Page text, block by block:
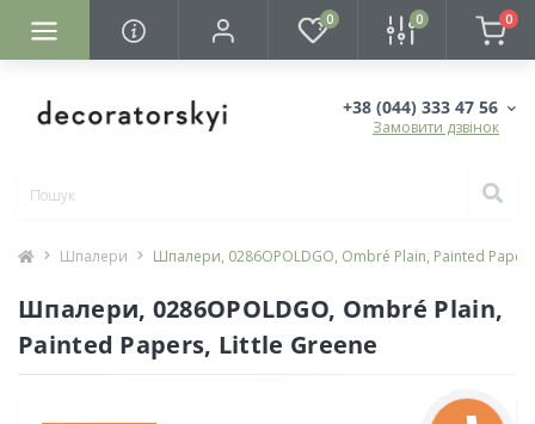
0 0 0
+38 (044) 333 47 56
Замовити дзвінок
Шпалери Шпалери, 0286OPOLDGO, Ombré Plain, Painted
Шпалери, 0286OPOLDGO, Ombré Plain,
Painted Papers, Little Greene